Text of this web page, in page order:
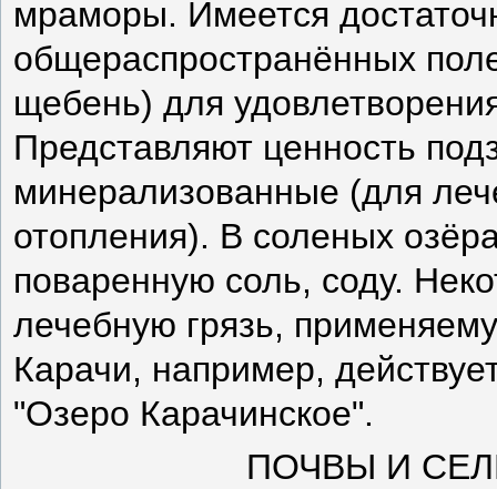
мраморы. Имеется
общераспространённых
щебень) для
Представляют ценность
минерализованные (для
отопления). В соленых
поваренную соль, соду.
лечебную грязь,
Карачи, например,
"Озеро Карачинское".
ПОЧВЫ И